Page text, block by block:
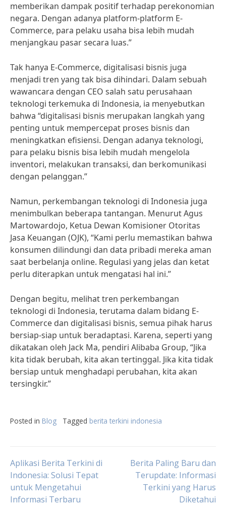
memberikan dampak positif terhadap perekonomian
negara. Dengan adanya platform-platform E-
Commerce, para pelaku usaha bisa lebih mudah
menjangkau pasar secara luas.”
Tak hanya E-Commerce, digitalisasi bisnis juga
menjadi tren yang tak bisa dihindari. Dalam sebuah
wawancara dengan CEO salah satu perusahaan
teknologi terkemuka di Indonesia, ia menyebutkan
bahwa “digitalisasi bisnis merupakan langkah yang
penting untuk mempercepat proses bisnis dan
meningkatkan efisiensi. Dengan adanya teknologi,
para pelaku bisnis bisa lebih mudah mengelola
inventori, melakukan transaksi, dan berkomunikasi
dengan pelanggan.”
Namun, perkembangan teknologi di Indonesia juga
menimbulkan beberapa tantangan. Menurut Agus
Martowardojo, Ketua Dewan Komisioner Otoritas
Jasa Keuangan (OJK), “Kami perlu memastikan bahwa
konsumen dilindungi dan data pribadi mereka aman
saat berbelanja online. Regulasi yang jelas dan ketat
perlu diterapkan untuk mengatasi hal ini.”
Dengan begitu, melihat tren perkembangan
teknologi di Indonesia, terutama dalam bidang E-
Commerce dan digitalisasi bisnis, semua pihak harus
bersiap-siap untuk beradaptasi. Karena, seperti yang
dikatakan oleh Jack Ma, pendiri Alibaba Group, “Jika
kita tidak berubah, kita akan tertinggal. Jika kita tidak
bersiap untuk menghadapi perubahan, kita akan
tersingkir.”
Posted in Blog Tagged berita terkini indonesia
Post
navigation
Aplikasi Berita Terkini di
Indonesia: Solusi Tepat
untuk Mengetahui
Informasi Terbaru
Berita Paling Baru dan
Terupdate: Informasi
Terkini yang Harus
Diketahui